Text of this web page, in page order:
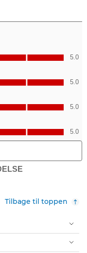
Tilbage til toppen